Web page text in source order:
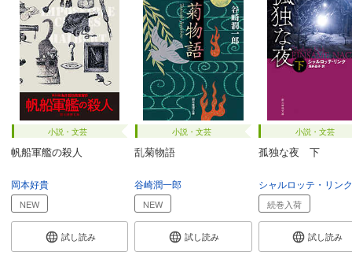
小説・文芸
帆船軍艦の殺人
岡本好貴
NEW
試し読み
小説・文芸
乱菊物語
谷崎潤一郎
NEW
試し読み
小説・文芸
孤独な夜 下
シャルロッテ・リンク
続巻入荷
試し読み